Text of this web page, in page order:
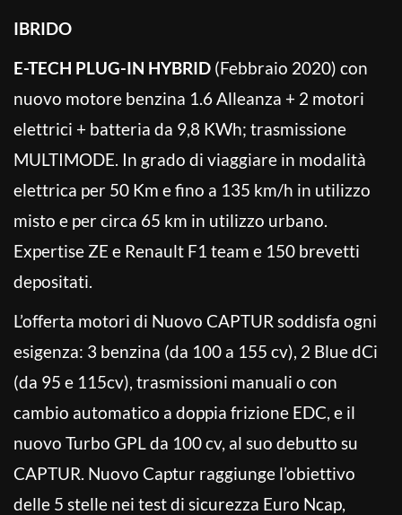
IBRIDO
E-TECH PLUG-IN HYBRID (Febbraio 2020) con
nuovo motore benzina 1.6 Alleanza + 2 motori
elettrici + batteria da 9,8 KWh; trasmissione
MULTIMODE. In grado di viaggiare in modalità
elettrica per 50 Km e fino a 135 km/h in utilizzo
misto e per circa 65 km in utilizzo urbano.
Expertise ZE e Renault F1 team e 150 brevetti
depositati.
L’offerta motori di Nuovo CAPTUR soddisfa ogni
esigenza: 3 benzina (da 100 a 155 cv), 2 Blue dCi
(da 95 e 115cv), trasmissioni manuali o con
cambio automatico a doppia frizione EDC, e il
nuovo Turbo GPL da 100 cv, al suo debutto su
CAPTUR. Nuovo Captur raggiunge l’obiettivo
delle 5 stelle nei test di sicurezza Euro Ncap,